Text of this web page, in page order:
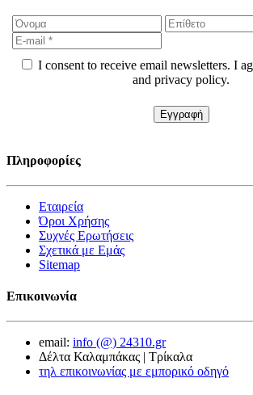
I consent to receive email newsletters. I
and privacy policy.
Πληροφορίες
Εταιρεία
Όροι Χρήσης
Συχνές Ερωτήσεις
Σχετικά με Εμάς
Sitemap
Επικοινωνία
email: info (@) 24310.gr
Δέλτα Καλαμπάκας | Τρίκαλα
τηλ επικοινωνίας με εμπορικό οδηγό